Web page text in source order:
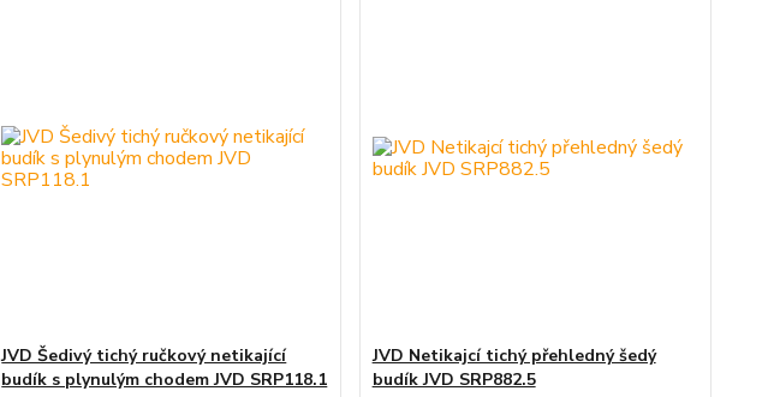
JVD Šedivý tichý ručkový netikající
budík s plynulým chodem JVD SRP118.1
JVD Netikajcí tichý přehledný šedý
budík JVD SRP882.5